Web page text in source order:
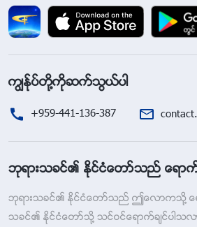
ကြၽန္ုပ္တို႔ကိုဆက္သြယ္ပါ
+959-441-136-387
ဘုရားသခင္၏ ႏိုင္ငံေတာ္သည္ ေရာက္
ဘုရားသခင္၏ ႏိုင္ငံေတာ္သည္ ဤေလာကသို႔ ေရ
သခင္၏ ႏိုင္ငံေတာ္သို႔ သင္ဝင္ေရာက္ခ်င္ပါသလ